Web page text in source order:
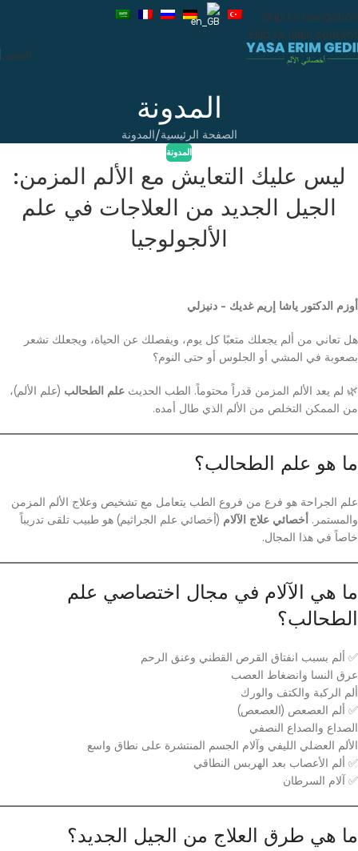
Skip to navigation
Skip to main content
التعيين
المدونة
الصفحة الرئيسية المدونة
المدونة
ليس عليك التعايش مع الألم المزمن:
الجيل الجديد من العلاجات في علم
الألجولوجيا
أوزم الدكتور ياشا إريم غديك - دنيزلي
هل تعاني من ألم يجعلك متعبًا كل يوم، ويفصلك عن الحياة، ويجعلك تشعر
بصعوبة في المشي أو الجلوس أو حتى النوم؟
🌿 لم يعد الألم المزمن قدراً محتوماً. الطب الحديث علم الطحالب (علم الألم)،
من الممكن التخلص من الألم الذي طال أمده.
ما هو علم الطحالب؟
علم الجراحة هو فرع من فروع الطب يتعامل مع تشخيص وعلاج الألم المزمن
والمستمر. أخصائي علاج الآلام (أخصائي علم الجراثيم) هو طبيب تلقى تدريباً
خاصاً في هذا المجال.
ما هي الآلام في مجال اختصاصي علم
الطحالب؟
✅ ألم بسبب انفتاق القرص القطني وعنق الرحم
عرق النسا وانضغاط العصب
ألم الركبة والكتف والورك
✅ ألم العصعص (العصعص)
الصداع والصداع النصفي
الألم العضلي الليفي وآلام الجسم المنتشرة على نطاق واسع
✅ ألم الأعصاب بعد الهربس النطاقي
✅ آلام السرطان
ما هي طرق العلاج من الجيل الجديد؟